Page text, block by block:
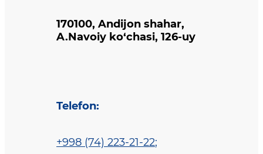
170100, Andijon shahar,
A.Navoiy ko‘chasi, 126-uy
Telefon:
+998 (74) 223-21-22;